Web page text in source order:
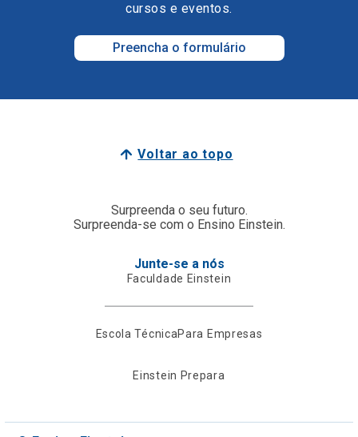
cursos e eventos.
Preencha o formulário
Voltar ao topo
Surpreenda o seu futuro.
Surpreenda-se com o Ensino Einstein.
Junte-se a nós
Faculdade Einstein
Escola TécnicaPara Empresas
Einstein Prepara